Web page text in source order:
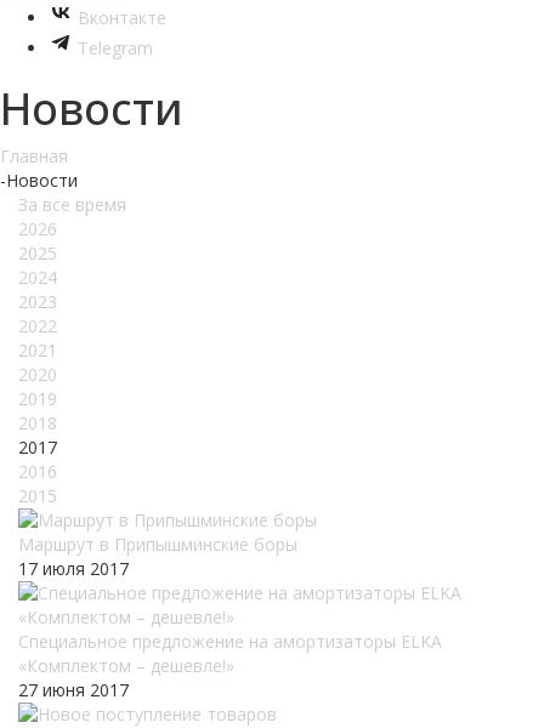
Вконтакте
Telegram
Новости
Главная
-Новости
За все время
2026
2025
2024
2023
2022
2021
2020
2019
2018
2017
2016
2015
Маршрут в Припышминские боры
17 июля 2017
Специальное предложение на амортизаторы ELKA
«Комплектом – дешевле!»
27 июня 2017